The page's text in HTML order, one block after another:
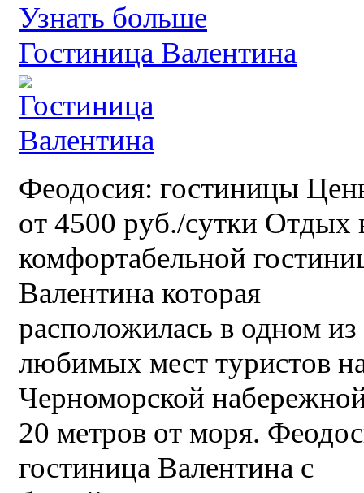
Узнать больше
Гостиница Валентина
Феодосия: гостиницы
от 4500 руб./сутки Отдых
комфортабельной
Валентина которая
расположилась в одном из
любимых мест туристов
Черноморской
20 метров от моря.
гостиница Валентина с